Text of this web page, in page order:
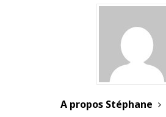
A propos Stéphane